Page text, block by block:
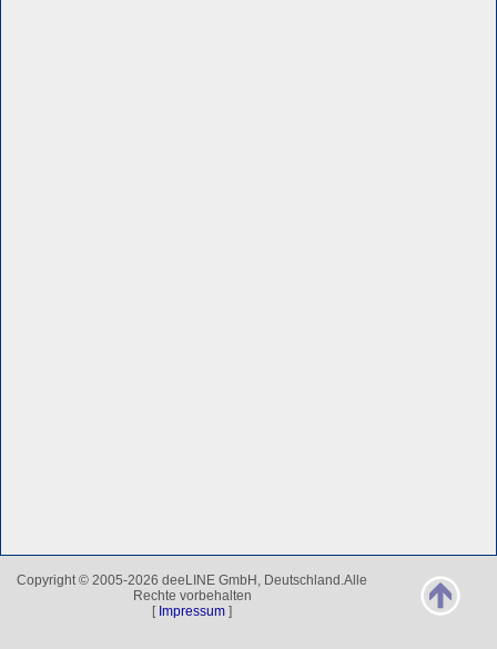
Copyright © 2005-2026 deeLINE GmbH, Deutschland.Alle
Rechte vorbehalten
[ Impressum ]